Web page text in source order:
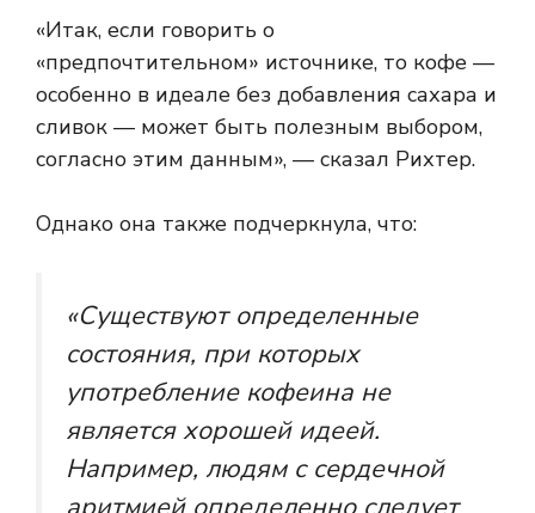
«Итак, если говорить о
«предпочтительном» источнике, то кофе —
особенно в идеале без добавления сахара и
сливок — может быть полезным выбором,
согласно этим данным», — сказал Рихтер.
Однако она также подчеркнула, что:
«Существуют определенные
состояния, при которых
употребление кофеина не
является хорошей идеей.
Например, людям с сердечной